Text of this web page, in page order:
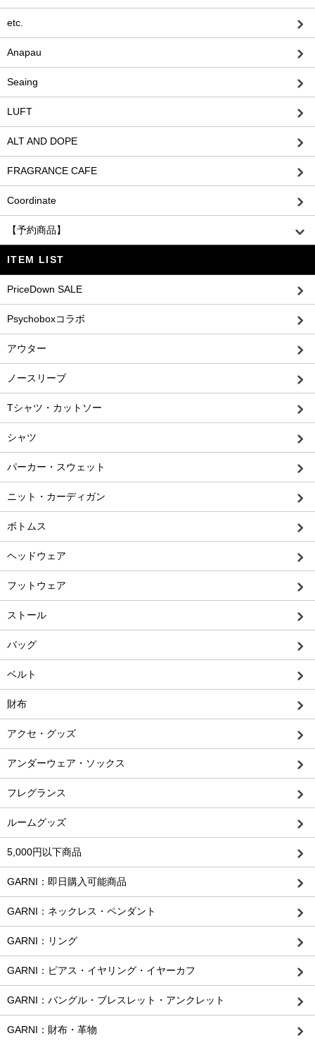
etc.
Anapau
Seaing
LUFT
ALT AND DOPE
FRAGRANCE CAFE
Coordinate
【予約商品】
ITEM LIST
PriceDown SALE
Psychoboxコラボ
アウター
ノースリーブ
Tシャツ・カットソー
シャツ
パーカー・スウェット
ニット・カーディガン
ボトムス
ヘッドウェア
フットウェア
ストール
バッグ
ベルト
財布
アクセ・グッズ
アンダーウェア・ソックス
フレグランス
ルームグッズ
5,000円以下商品
GARNI：即日購入可能商品
GARNI：ネックレス・ペンダント
GARNI：リング
GARNI：ピアス・イヤリング・イヤーカフ
GARNI：バングル・ブレスレット・アンクレット
GARNI：財布・革物